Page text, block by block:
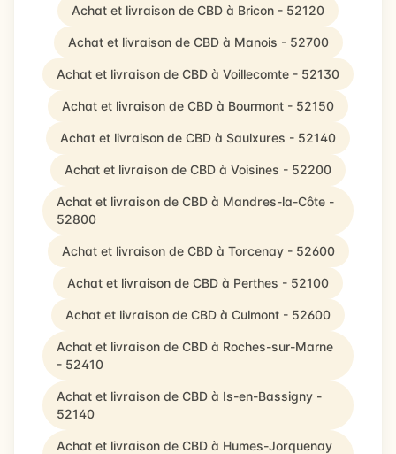
Achat et livraison de CBD à Bricon - 52120
Achat et livraison de CBD à Manois - 52700
Achat et livraison de CBD à Voillecomte - 52130
Achat et livraison de CBD à Bourmont - 52150
Achat et livraison de CBD à Saulxures - 52140
Achat et livraison de CBD à Voisines - 52200
Achat et livraison de CBD à Mandres-la-Côte -
52800
Achat et livraison de CBD à Torcenay - 52600
Achat et livraison de CBD à Perthes - 52100
Achat et livraison de CBD à Culmont - 52600
Achat et livraison de CBD à Roches-sur-Marne
- 52410
Achat et livraison de CBD à Is-en-Bassigny -
52140
Achat et livraison de CBD à Humes-Jorquenay